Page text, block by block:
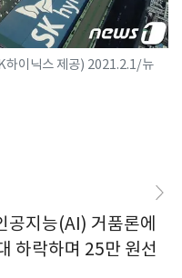
하이닉스 제공) 2021.2.1/뉴
공지능(AI) 거품론에
하락하며 25만 원선